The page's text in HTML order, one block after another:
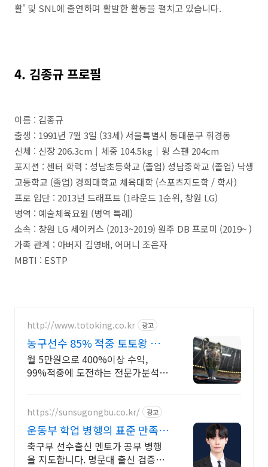
활' 및 SNL에 출연하며 활발한 활동을 펼치고 있습니다.
4. 김종규 프로필
이름 : 김종규
출생 : 1991년 7월 3일 (33세) 서울특별시 동대문구 휘경동
신체 : 신장 206.3cm｜체중 104.5kg｜윙 스팬 204cm
포지션 : 센터 학력 : 성남초등학교 (졸업) 성남중학교 (졸업) 낙생
고등학교 (졸업) 경희대학교 체육대학 (스포츠지도학 / 학사)
프로 입단 : 2013년 드래프트 (1라운드 1순위, 창원 LG)
병역 : 예술체육요원 (병역 특례)
소속 : 창원 LG 세이커스 (2013~2019) 원주 DB 프로미 (2019~ )
가족 관계 : 아버지 김영배, 어머니 조은자
MBTI : ESTP
http://www.totoking.co.kr 광고
농구선수 85% 적중 토토왕 가
격파괴 월 50,000원
월 5만원으로 400%이상 수익,
99%적중에 도전하는 전문가분석
https://sunsugongbu.co.kr/ 광고
운동부 학업 병행의 표준 만족도
98%
축구부 선수출신 멘토가 공부 병행
을 지도합니다. 명문대 출신 검증된